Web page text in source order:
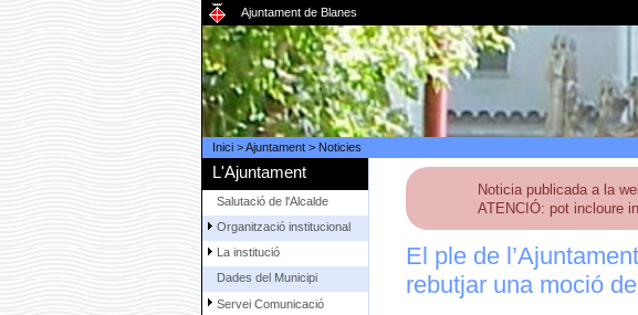
Ajuntament de Blanes
Inici>Ajuntament> Noticies
L'Ajuntament
Salutació de l'Alcalde
Organització institucional
La institució
Dades del Municipi
Servei Comunicació
Noticia publicada a la
ATENCIÓ: pot incloure
El ple de
rebutjar una moció